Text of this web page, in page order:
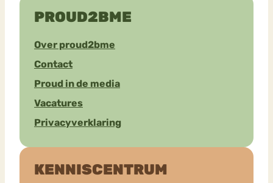
PROUD2BME
Over proud2bme
Contact
Proud in de media
Vacatures
Privacyverklaring
KENNISCENTRUM